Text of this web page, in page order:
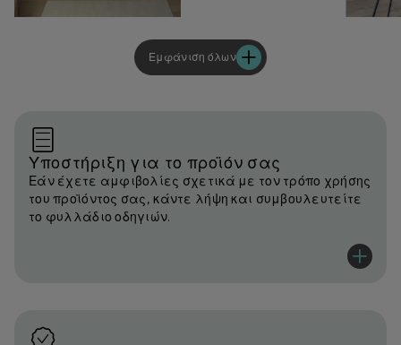
Εμφάνιση όλων
Υποστήριξη για το προϊόν σας
Εάν έχετε αμφιβολίες σχετικά με τον τρόπο χρήσης
του προϊόντος σας, κάντε λήψη και συμβουλευτείτε
το φυλλάδιο οδηγιών.